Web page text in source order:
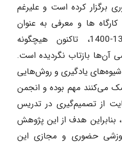
کرده است و علیرغم
ها و معرفی به عنوان
انجمن برتر سال 1399-1400، تاکنون هیچگونه
آن‌ها بازتاب نگردیده است.
شیوه‌های یادگیری و روش‌هایی
می‌کنند مهم بوده و انجمن
از تصمیم‌گیری در تدریس
بنابراین هدف از این پژوهش
حضوری و مجازی این